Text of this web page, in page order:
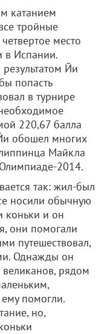
катанием
тройные
место
в Испании.
Йи
попасть
в турнире
220,67 балла
обошел многих
Майкла
2014.
так: жил-был
носили обычную
коньки и он
они помогали
путешествовал,
Однажды он
рядом
помогли.
но,